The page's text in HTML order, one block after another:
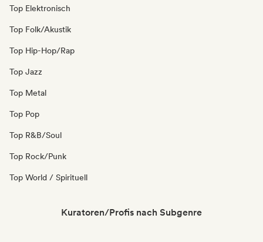
Top Elektronisch
Top Folk/Akustik
Top Hip-Hop/Rap
Top Jazz
Top Metal
Top Pop
Top R&B/Soul
Top Rock/Punk
Top World / Spirituell
Kuratoren/Profis nach Subgenre